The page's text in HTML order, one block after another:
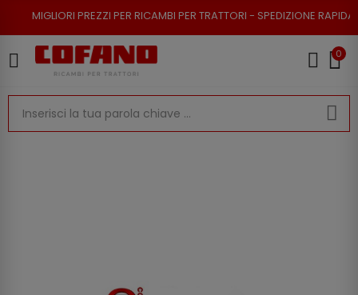
PREZZI PER RICAMBI PER TRATTORI - SPEDIZIONE RAPIDA - RESO
0